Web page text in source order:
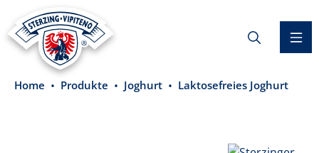
springen
Home Produkte Joghurt Laktosefreies Joghurt